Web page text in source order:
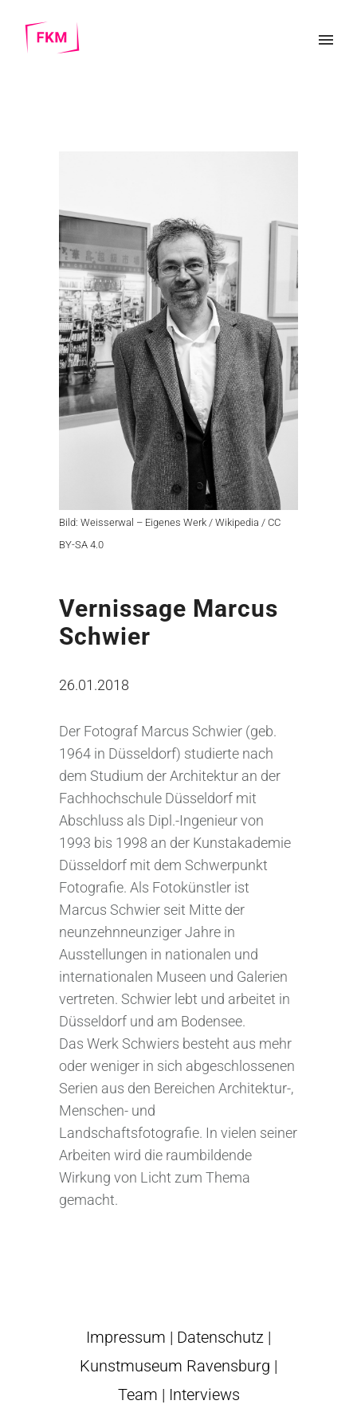
Bild: Weisserwal – Eigenes Werk / Wikipedia / CC
BY-SA 4.0
Vernissage Marcus
Schwier
26.01.2018
Der Fotograf Marcus Schwier (geb.
1964 in Düsseldorf) studierte nach
dem Studium der Architektur an der
Fachhochschule Düsseldorf mit
Abschluss als Dipl.-Ingenieur von
1993 bis 1998 an der Kunstakademie
Düsseldorf mit dem Schwerpunkt
Fotografie. Als Fotokünstler ist
Marcus Schwier seit Mitte der
neunzehnneunziger Jahre in
Ausstellungen in nationalen und
internationalen Museen und Galerien
vertreten. Schwier lebt und arbeitet in
Düsseldorf und am Bodensee.
Das Werk Schwiers besteht aus mehr
oder weniger in sich abgeschlossenen
Serien aus den Bereichen Architektur-,
Menschen- und
Landschaftsfotografie. In vielen seiner
Arbeiten wird die raumbildende
Wirkung von Licht zum Thema
gemacht.
Impressum | Datenschutz |
Kunstmuseum Ravensburg |
Team | Interviews